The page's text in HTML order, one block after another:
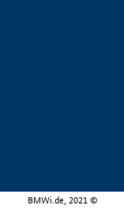
BMWi.de, 2021 ©